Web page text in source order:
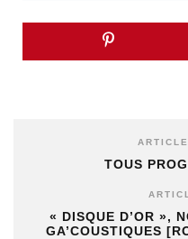
TOUS
« DISQUE D’OR »,
GA’COUSTIQUES